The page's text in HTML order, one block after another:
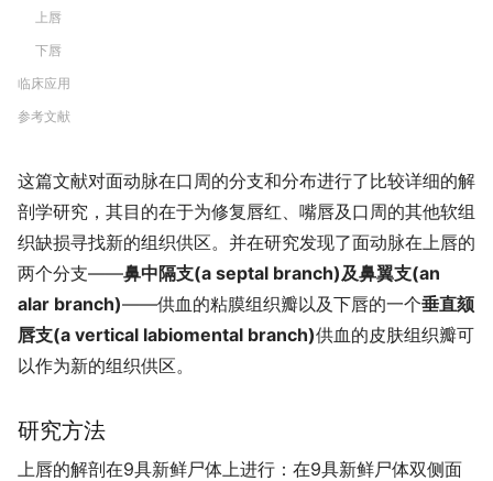
上唇
下唇
临床应用
参考文献
这篇文献对面动脉在口周的分支和分布进行了比较详细的解
剖学研究，其目的在于为修复唇红、嘴唇及口周的其他软组
织缺损寻找新的组织供区。并在研究发现了面动脉在上唇的
两个分支——鼻中隔支(a septal branch)及鼻翼支(an
alar branch)——供血的粘膜组织瓣以及下唇的一个垂直颏
唇支(a vertical labiomental branch)供血的皮肤组织瓣可
以作为新的组织供区。
研究方法
上唇的解剖在9具新鲜尸体上进行：在9具新鲜尸体双侧面